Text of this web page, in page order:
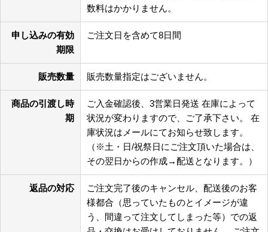
数料はかかりません。
申し込みの有効
期限
ご注文日を含めて8日間
販売数量 販売数量指定はございません。
商品の引渡し時
期
ご入金確認後、3営業日発送 在庫によって
状況が変わりますので、ご了承下さい。 在
庫状況はメールにてお知らせ致します。
（※土・日/祝祭日にご注文頂いた場合は、
その翌日からの作成→配送となります。）
返品の対応
ご注文完了後のキャンセル、配送後のお客
様都合（思っていたものとイメージが違
う、間違って注文してしまった等）での返